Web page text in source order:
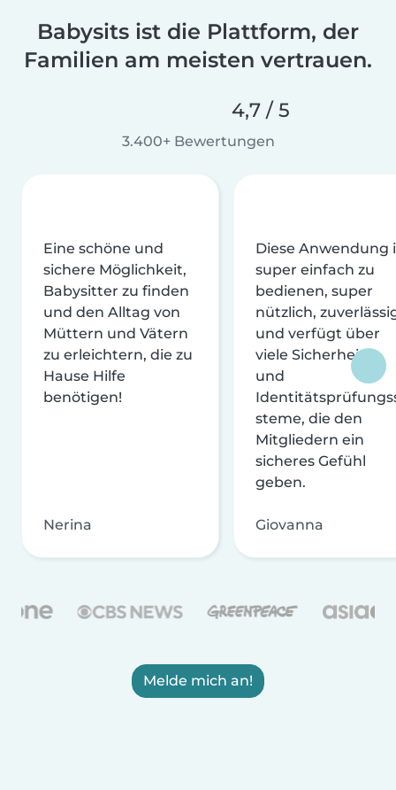
Babysits ist die Plattform, der
Familien am meisten vertrauen.
4,7 / 5
3.400+ Bewertungen
Eine schöne und
sichere Möglichkeit,
Babysitter zu finden
und den Alltag von
Müttern und Vätern
zu erleichtern, die zu
Hause Hilfe
benötigen!
Nerina
Diese Anwendung
super einfach zu
bedienen, super
nützlich,
und verfügt über
viele Sicherheits-
und
steme, die den
Mitgliedern ein
sicheres Gefühl
geben.
Giovanna
Melde mich an!